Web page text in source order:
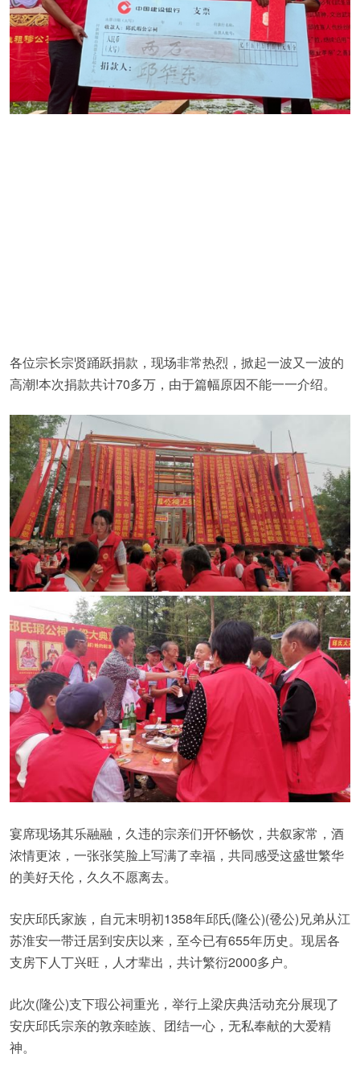
各位宗长宗贤踊跃捐款，现场非常热烈，掀起一波又一波的
高潮!本次捐款共计70多万，由于篇幅原因不能一一介绍。
宴席现场其乐融融，久违的宗亲们开怀畅饮，共叙家常，酒
浓情更浓，一张张笑脸上写满了幸福，共同感受这盛世繁华
的美好天伦，久久不愿离去。
安庆邱氏家族，自元末明初1358年邱氏(隆公)(卺公)兄弟从江
苏淮安一带迁居到安庆以来，至今已有655年历史。现居各
支房下人丁兴旺，人才辈出，共计繁衍2000多户。
此次(隆公)支下瑕公祠重光，举行上梁庆典活动充分展现了
安庆邱氏宗亲的敦亲睦族、团结一心，无私奉献的大爱精
神。